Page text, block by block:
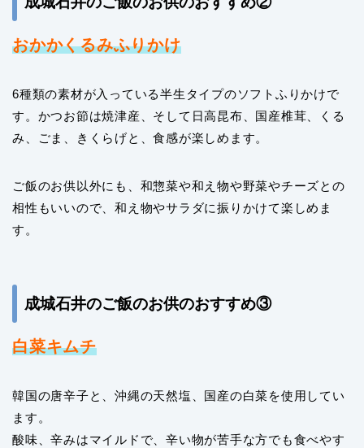
おかかくるみふりかけ
6種類の素材が入っている半生タイプのソフトふりかけで
す。かつお節は焼津産、そして日高昆布、国産椎茸、くる
み、ごま、きくらげと、食感が楽しめます。
ご飯のお供以外にも、和惣菜や和え物や野菜やチーズとの
相性もいいので、和え物やサラダに振りかけて楽しめま
す。
成城石井のご飯のお供のおすすめ③
白菜キムチ
韓国の唐辛子と、沖縄の天然塩、国産の白菜を使用してい
ます。
酸味、辛みはマイルドで、辛い物が苦手な方でも食べやす